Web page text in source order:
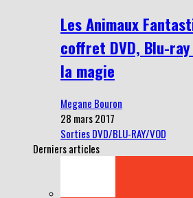
Les Animaux
coffret DVD, Blu-
la magie
Megane Bouron
28 mars 2017
Sorties DVD/BLU-RAY/VOD
Derniers articles